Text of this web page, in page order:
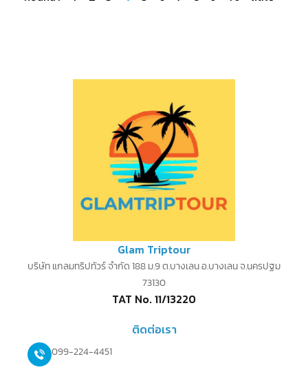
Glam Triptour
บริษัท แกลมทริปทัวร์ จำกัด 188 ม.9 ต.บางเลน อ.บางเลน จ.นครปฐม
73130
TAT No. 11/13220
ติดต่อเรา
099-224-4451